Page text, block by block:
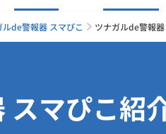
ルde警報器 スマぴこ ツナガルde警報
マぴこ紹